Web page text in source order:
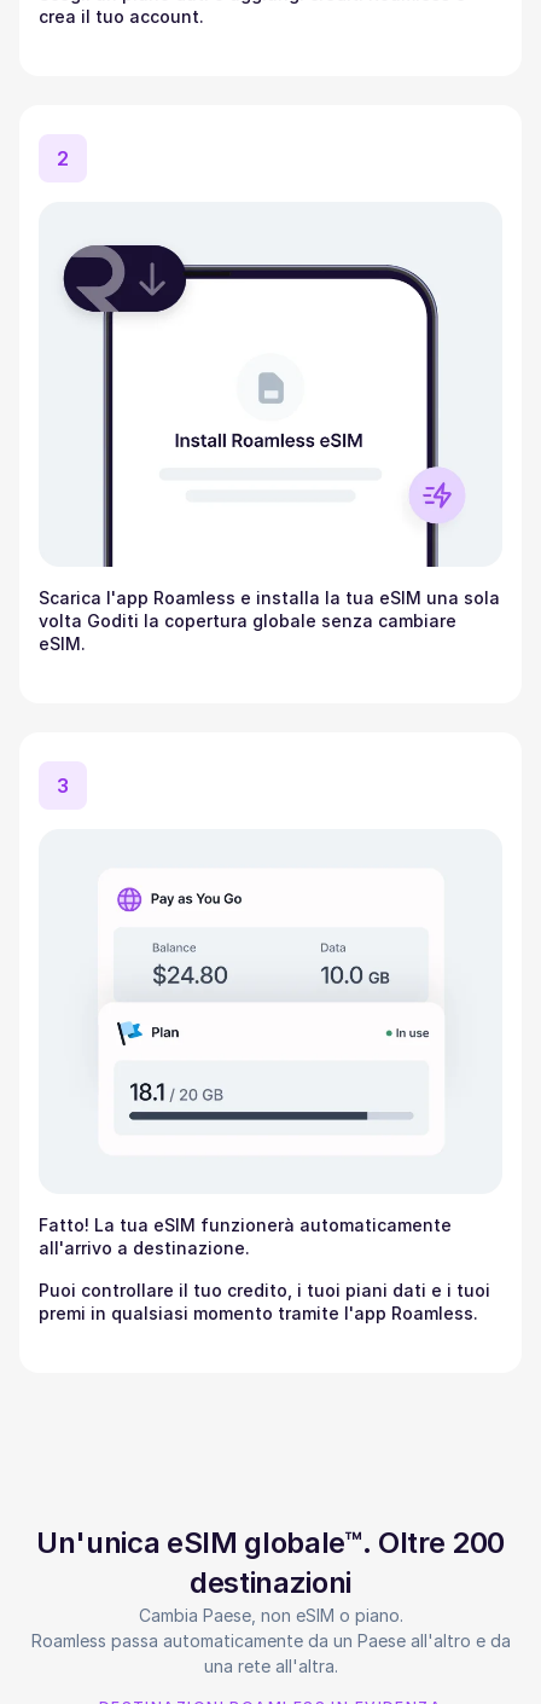
crea il tuo account.
2
Scarica l'app Roamless e installa la tua eSIM una sola
volta Goditi la copertura globale senza cambiare
eSIM.
3
Fatto! La tua eSIM funzionerà automaticamente
all'arrivo a destinazione.
Puoi controllare il tuo credito, i tuoi piani dati e i tuoi
premi in qualsiasi momento tramite l'app Roamless.
Un'unica eSIM globale™. Oltre 200
destinazioni
Cambia Paese, non eSIM o piano.
Roamless passa automaticamente da un Paese all'altro e da
una rete all'altra.